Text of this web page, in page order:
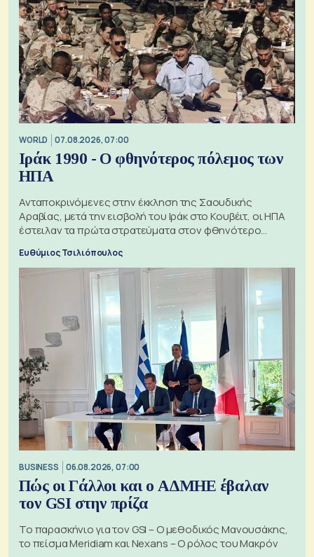
WORLD 07.08.2026, 07:00
Ιράκ 1990 - Ο φθηνότερος πόλεμος των
ΗΠΑ
Ανταποκρινόμενες στην έκκληση της Σαουδικής
Αραβίας, μετά την εισβολή του Ιράκ στο Κουβέιτ, οι ΗΠΑ
έστειλαν τα πρώτα στρατεύματα στον φθηνότερο
Ευθύμιος Τσιλιόπουλος
BUSINESS 06.08.2026, 07:00
Πώς οι Γάλλοι και ο ΑΔΜΗΕ έβαλαν
τον GSI στην πρίζα
Το παρασκήνιο για τον GSI – Ο μεθοδικός Μανουσάκης,
το πείσμα Meridiam και Nexans – Ο ρόλος του Μακρόν